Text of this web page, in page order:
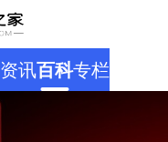
资讯百科专栏